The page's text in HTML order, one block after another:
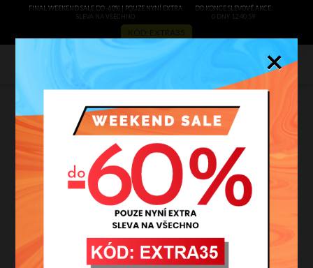
FINAL WEEKEND SALE DO -60% | POUZE NYNÍ EXTRA
SLEVA NA VŠECHNO
DO KONCE SLEVOVÉ AKCE:
0 DNY 12:40:58
0
Béžový kufřík - univerzální
kabelka, kterou snadno se vším
sladíte
×